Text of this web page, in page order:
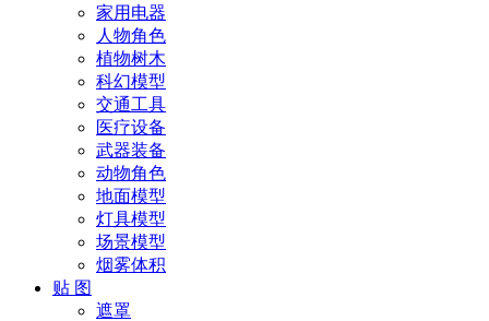
家用电器
人物角色
植物树木
科幻模型
交通工具
医疗设备
武器装备
动物角色
地面模型
灯具模型
场景模型
烟雾体积
贴 图
遮罩